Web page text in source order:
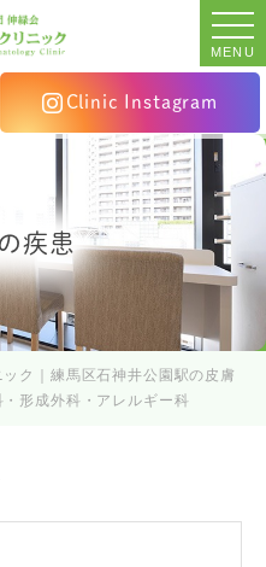
MENU
Clinic Instagram
疾患
ク｜練馬区石神井公園駅の皮膚
形成外科・アレルギー科